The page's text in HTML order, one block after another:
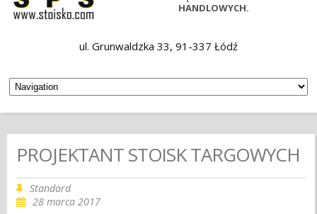
HANDLOWYCH.
ul. Grunwaldzka 33, 91-337 Łódź
PROJEKTANT STOISK TARGOWYCH
Standard
28 marca 2017